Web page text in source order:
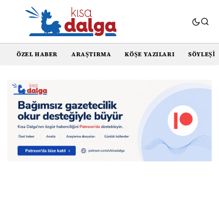
ÖZEL HABER ARAŞTIRMA KÖŞE YAZILARI SÖYLEŞI